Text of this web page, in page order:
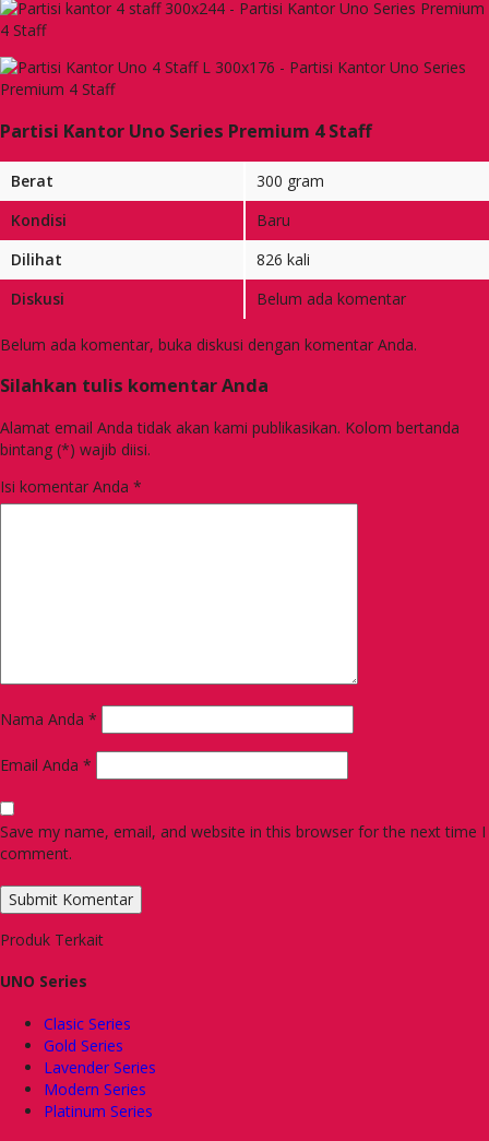
Partisi Kantor Uno Series Premium 4 Staff
Berat
300 gram
Kondisi
Baru
Dilihat
826 kali
Diskusi
Belum ada komentar
Belum ada komentar, buka diskusi dengan komentar Anda.
Silahkan tulis komentar Anda
Alamat email Anda tidak akan kami publikasikan. Kolom bertanda
bintang (*) wajib diisi.
Isi komentar Anda *
Nama Anda *
Email Anda *
Save my name, email, and website in this browser for the next time I
comment.
Produk Terkait
UNO Series
Clasic Series
Gold Series
Lavender Series
Modern Series
Platinum Series